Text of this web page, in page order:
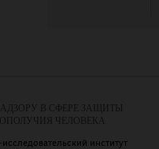
В СФЕРЕ ЗАЩИТЫ
ЧЕЛОВЕКА
институт